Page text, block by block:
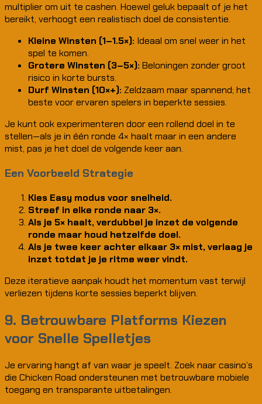
multiplier om uit te cashen. Hoewel geluk bepaalt of je het
bereikt, verhoogt een realistisch doel de consistentie.
Kleine Winsten (1–1.5×): Ideaal om snel weer in het
spel te komen.
Grotere Winsten (3–5×): Beloningen zonder groot
risico in korte bursts.
Durf Winsten (10×+): Zeldzaam maar spannend; het
beste voor ervaren spelers in beperkte sessies.
Je kunt ook experimenteren door een rollend doel in te
stellen—als je in één ronde 4× haalt maar in een andere
mist, pas je het doel de volgende keer aan.
Een Voorbeeld Strategie
Kies Easy modus voor snelheid.
Streef in elke ronde naar 3×.
Als je 5× haalt, verdubbel je inzet de volgende
ronde maar houd hetzelfde doel.
Als je twee keer achter elkaar 3× mist, verlaag je
inzet totdat je je ritme weer vindt.
Deze iteratieve aanpak houdt het momentum vast terwijl
verliezen tijdens korte sessies beperkt blijven.
9. Betrouwbare Platforms Kiezen
voor Snelle Spelletjes
Je ervaring hangt af van waar je speelt. Zoek naar casino’s
die Chicken Road ondersteunen met betrouwbare mobiele
toegang en transparante uitbetalingen.